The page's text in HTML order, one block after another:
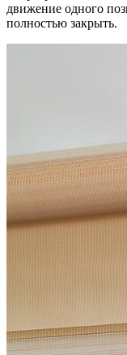
движение одного
полностью закрыть.